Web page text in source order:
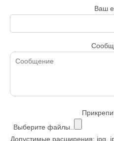
Ваш
Выберите файлы..
Допустимые расширения: jpg,